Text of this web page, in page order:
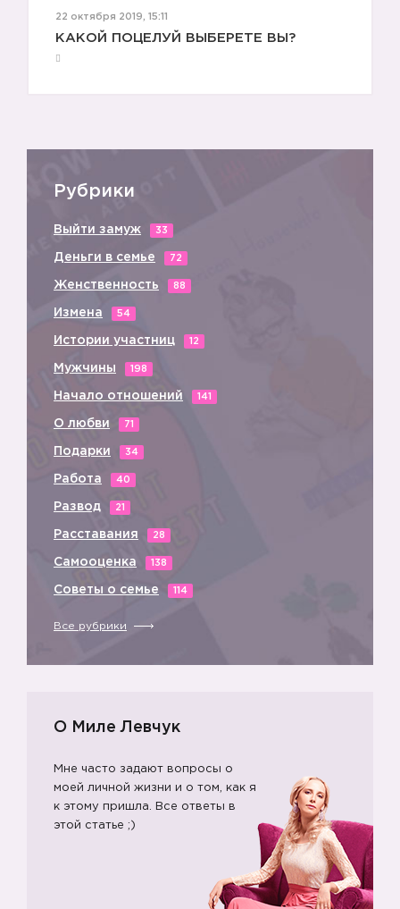
💖
💖
💃
22 октября 2019, 15:11
КАКОЙ ПОЦЕЛУЙ ВЫБЕРЕТЕ ВЫ?
Рубрики
Выйти замуж 33
Деньги в семье 72
Женственность 88
Измена 54
Истории участниц 12
Мужчины 198
Начало отношений 141
О любви 71
Подарки 34
Работа 40
Развод 21
Расставания 28
Самооценка 138
Советы о семье 114
Все рубрики
О Миле Левчук
Мне часто задают вопросы о
моей личной жизни и о том, как я
к этому пришла. Все ответы в
этой статье ;)